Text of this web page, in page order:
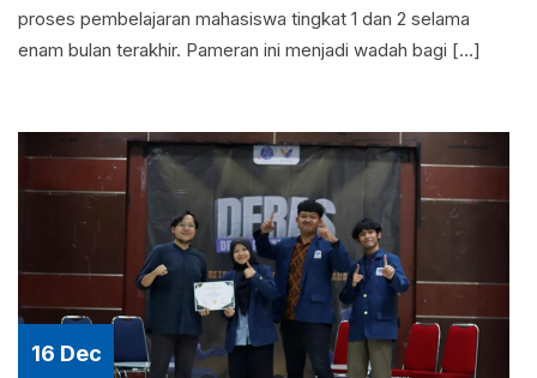
proses pembelajaran mahasiswa tingkat 1 dan 2 selama
enam bulan terakhir. Pameran ini menjadi wadah bagi […]
16 Dec